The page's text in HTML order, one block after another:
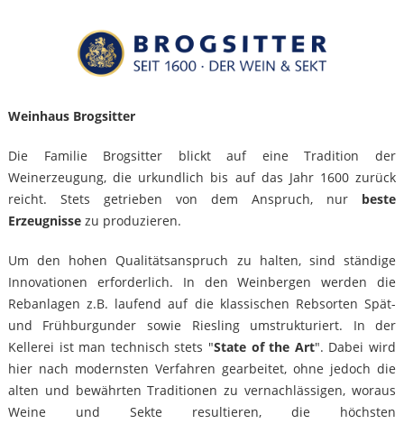
Weinhaus Brogsitter
Die Familie Brogsitter blickt auf eine Tradition der
Weinerzeugung, die urkundlich bis auf das Jahr 1600 zurück
reicht. Stets getrieben von dem Anspruch, nur beste
Erzeugnissezu produzieren.
Um den hohen Qualitätsanspruch zu halten, sind ständige
Innovationen erforderlich. In den Weinbergen werden die
Rebanlagen z.B. laufend auf die klassischen Rebsorten Spät-
und Frühburgunder sowie Riesling umstrukturiert. In der
Kellerei ist man technisch stets "State of the Art". Dabei wird
hier nach modernsten Verfahren gearbeitet, ohne jedoch die
alten und bewährten Traditionen zu vernachlässigen, woraus
Weine und Sekte resultieren, die höchsten